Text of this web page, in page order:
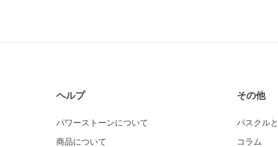
ヘルプ
パワーストーンについて
商品について
その他
パスクル
コラム